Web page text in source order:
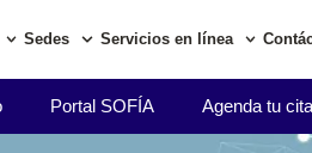
Sedes Servicios en línea
Portal SOFÍA Agenda tu cita